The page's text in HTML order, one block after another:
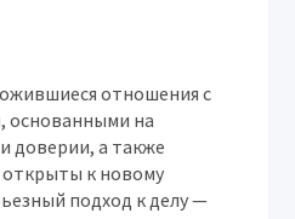
отношения с
основанными на
доверии, а также
к новому
подход к делу —